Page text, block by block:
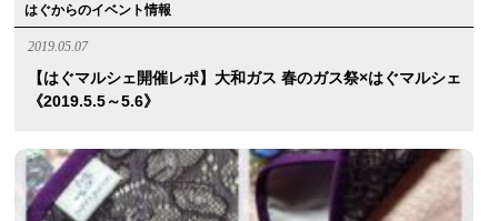
はぐからのイベント情報
2019.05.07
【はぐマルシェ開催レポ】大和ガス 春のガス祭×はぐマルシェ
《2019.5.5～5.6》